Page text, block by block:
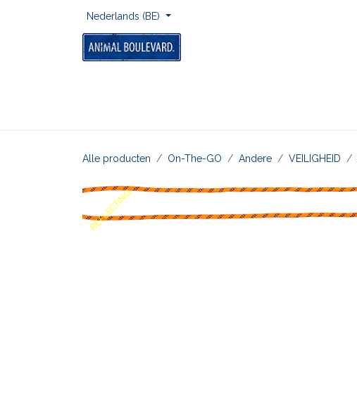
Nederlands (BE)
Alle producten On-The-GO Andere VEILIGHEID
REFLECTING